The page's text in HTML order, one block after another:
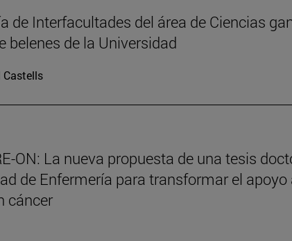
de Interfacultades del área de Ciencias
belenes de la Universidad
Castells
ON: La nueva propuesta de una tesis
de Enfermería para transformar el apoyo
cáncer